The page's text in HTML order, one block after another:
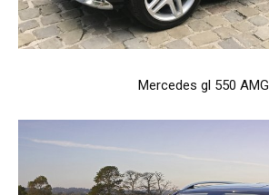
Mercedes gl 550 AMG